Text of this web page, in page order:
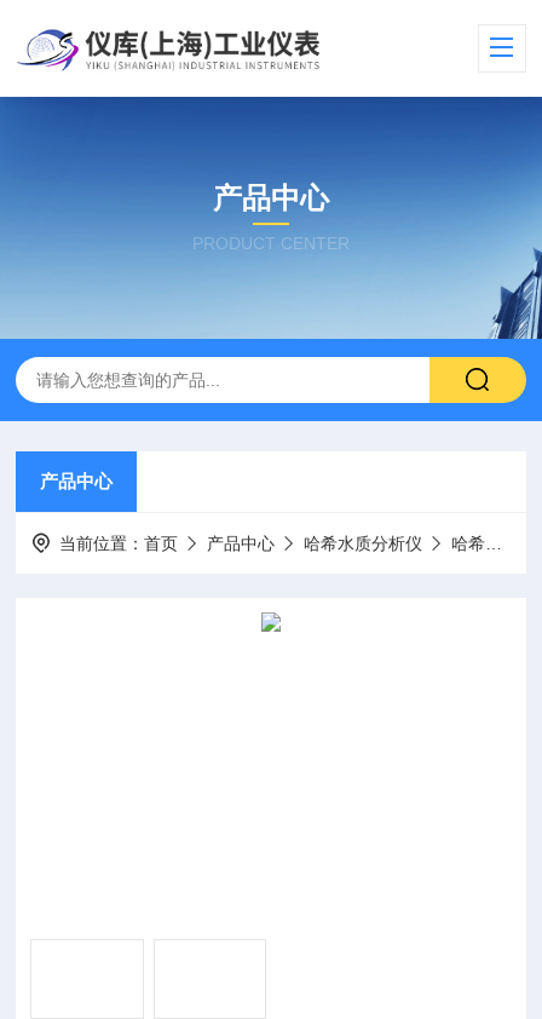
产品中心
PRODUCT CENTER
产品中心
当前位置：首页 产品中心 哈希水质分析仪 哈希COD测定仪